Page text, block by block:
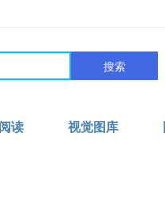
搜索
读 视觉图库